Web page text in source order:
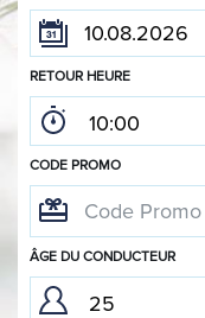
RETOUR HEURE
CODE PROMO
ÂGE DU CONDUCTEUR